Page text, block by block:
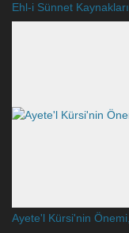
Ehl-i Sünnet
Ayete'l Kürsi'nin